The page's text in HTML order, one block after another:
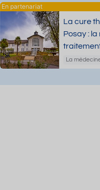
La cure
Posay :
La